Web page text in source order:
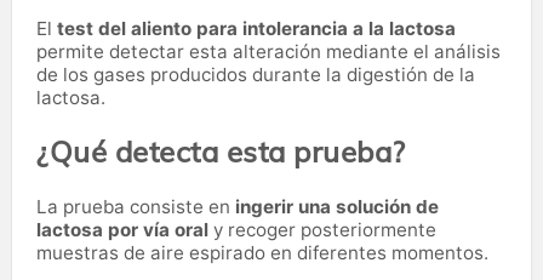
El test del aliento para intolerancia a la lactosa
permite detectar esta alteración mediante el análisis
de los gases producidos durante la digestión de la
lactosa.
¿Qué detecta esta prueba?
La prueba consiste en ingerir una solución de
lactosa por vía oral y recoger posteriormente
muestras de aire espirado en diferentes momentos.